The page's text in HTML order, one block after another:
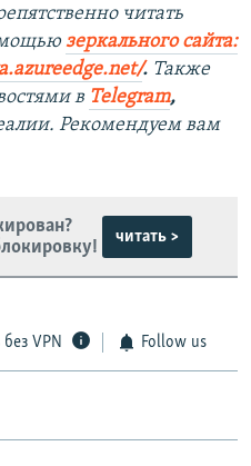
читать
зеркального сайта:
. ​ Также
в Telegram,
Рекомендуем вам
читать >
VPN Follow us